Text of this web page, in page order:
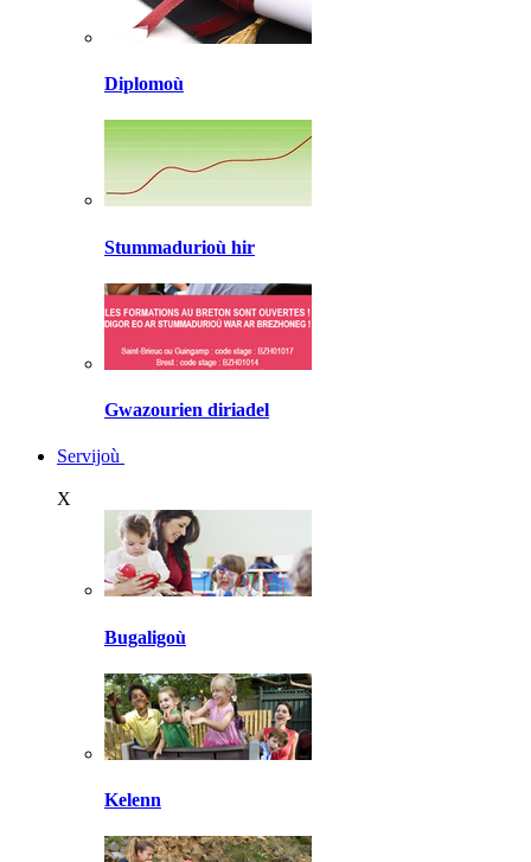
Diplomoù
Stummadurioù hir
Gwazourien diriadel
Servijoù
X
Bugaligoù
Kelenn